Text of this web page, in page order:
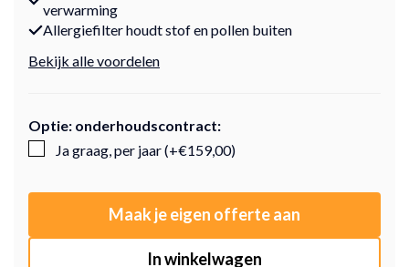
verwarming
Allergiefilter houdt stof en pollen buiten
Bekijk alle voordelen
Optie: onderhoudscontract:
Ja graag, per jaar (+€159,00)
Maak je eigen offerte aan
In winkelwagen